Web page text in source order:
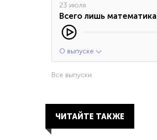
23 июля
Всего лишь математика
О выпуске
Все выпуски
ЧИТАЙТЕ ТАКЖЕ